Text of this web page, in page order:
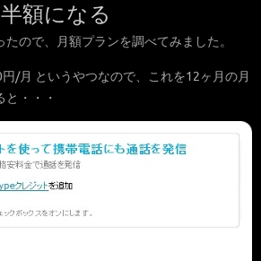
額になる
ので、月額プランを調べてみました。
/月 というやつなので、これを12ヶ月の月
・・・